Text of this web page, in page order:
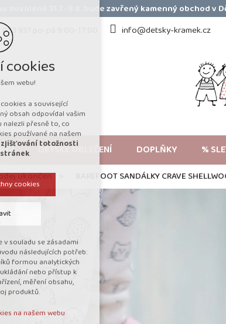
dovolené 31.7.-9.8. bude zavřený kamenný obchod
053 937 po-pá 9:00-17:00
info@detsky-kramek.cz
DĚTSKÉ OBLEČENÍ DOPLŇKY %
ukončen BAREFOOT SANDÁLKY CRAVE
cookies
webu!
a související
obsah odpovídal vašim
přesně to, co
používané na našem
zjišťování totožnosti
.
cookies
webu
(session):
jazyka, apod.
souladu se zásadami
následujících potřeb:
formou analytických
nebo přístup k
měření obsahu,
produktů.
na našem webu